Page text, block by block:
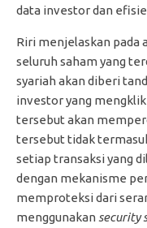
data investor dan
Riri menjelaskan pada
seluruh saham yang
syariah akan diberi
investor yang
tersebut akan
tersebut tidak
setiap transaksi yang
dengan mekanisme
memproteksi dari
menggunakan security